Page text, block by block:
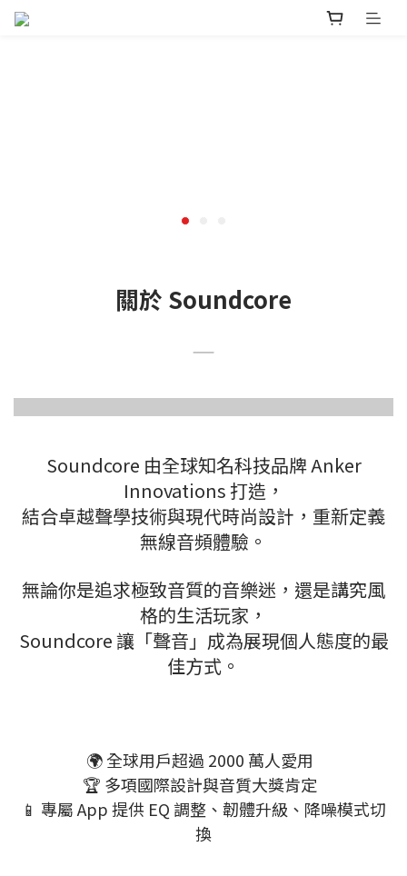
關於 Soundcore
——
所有商品
Soundcore 由全球知名科技品牌 Anker
Innovations 打造，
結合卓越聲學技術與現代時尚設計，重新定義
無線音頻體驗。
無論你是追求極致音質的音樂迷，還是講究風
格的生活玩家，
Soundcore 讓「聲音」成為展現個人態度的最
佳方式。
🌍 全球用戶超過 2000 萬人愛用
🏆 多項國際設計與音質大獎肯定
📱 專屬 App 提供 EQ 調整、韌體升級、降噪模式切
換